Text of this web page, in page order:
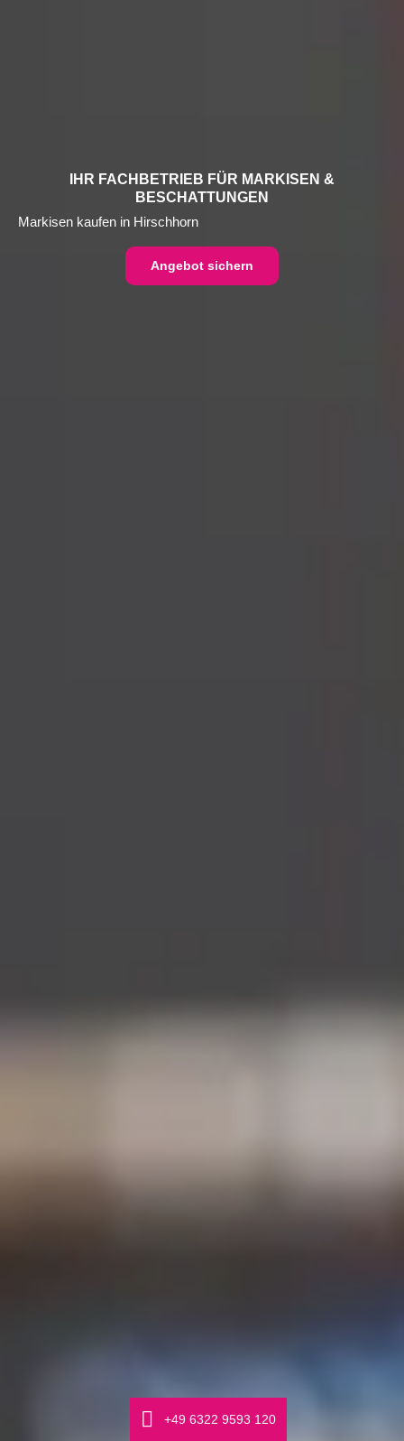
IHR FACHBETRIEB FÜR MARKISEN &
BESCHATTUNGEN
Markisen kaufen in Hirschhorn
Angebot sichern
+49 6322 9593 120